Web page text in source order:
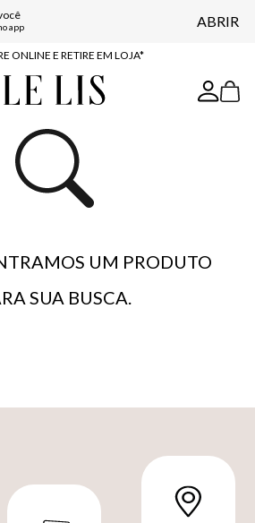
app ABRIR
NA PRIMEIRA COMPRA*
ONLINE E RETIRE EM LOJA*
ENTREGA EXPRESSA*
BAIXE O APP
NA PRIMEIRA COMPRA*
UM PRODUTO
SUA BUSCA.